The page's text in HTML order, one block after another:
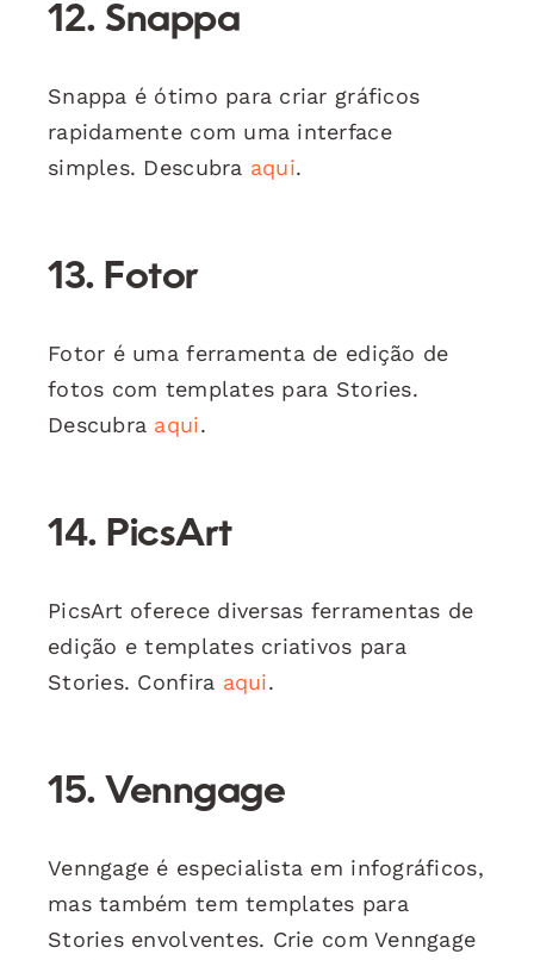
12. Snappa
Snappa é ótimo para criar gráficos
rapidamente com uma interface
simples. Descubra aqui.
13. Fotor
Fotor é uma ferramenta de edição de
fotos com templates para Stories.
Descubra aqui.
14. PicsArt
PicsArt oferece diversas ferramentas de
edição e templates criativos para
Stories. Confira aqui.
15. Venngage
Venngage é especialista em infográficos,
mas também tem templates para
Stories envolventes. Crie com Venngage